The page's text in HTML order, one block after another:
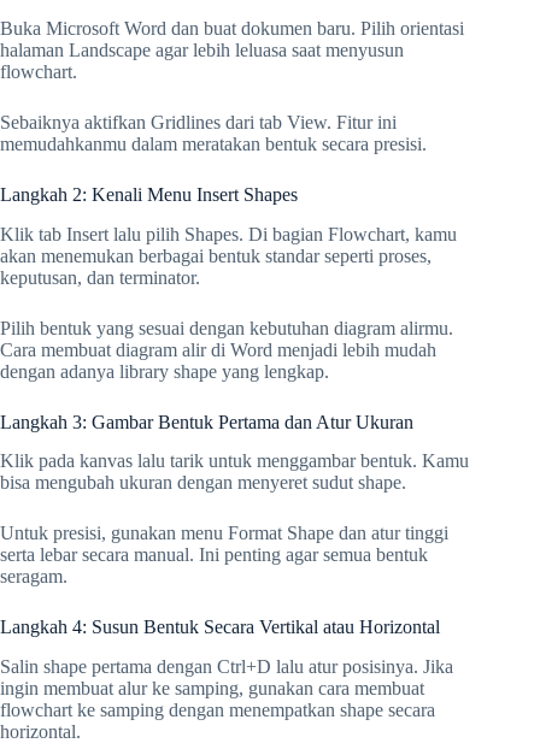
Buka Microsoft Word dan buat dokumen baru. Pilih orientasi
halaman Landscape agar lebih leluasa saat menyusun
flowchart.
Sebaiknya aktifkan Gridlines dari tab View. Fitur ini
memudahkanmu dalam meratakan bentuk secara presisi.
Langkah 2: Kenali Menu Insert Shapes
Klik tab Insert lalu pilih Shapes. Di bagian Flowchart, kamu
akan menemukan berbagai bentuk standar seperti proses,
keputusan, dan terminator.
Pilih bentuk yang sesuai dengan kebutuhan diagram alirmu.
Cara membuat diagram alir di Word menjadi lebih mudah
dengan adanya library shape yang lengkap.
Langkah 3: Gambar Bentuk Pertama dan Atur Ukuran
Klik pada kanvas lalu tarik untuk menggambar bentuk. Kamu
bisa mengubah ukuran dengan menyeret sudut shape.
Untuk presisi, gunakan menu Format Shape dan atur tinggi
serta lebar secara manual. Ini penting agar semua bentuk
seragam.
Langkah 4: Susun Bentuk Secara Vertikal atau Horizontal
Salin shape pertama dengan Ctrl+D lalu atur posisinya. Jika
ingin membuat alur ke samping, gunakan cara membuat
flowchart ke samping dengan menempatkan shape secara
horizontal.